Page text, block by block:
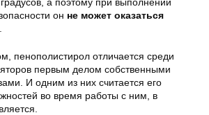
он не может оказаться
пенополистирол отличается среди
первым делом собственными
И одним из них считается его
во время работы с ним, в